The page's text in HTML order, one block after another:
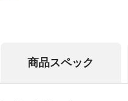
商品スペック